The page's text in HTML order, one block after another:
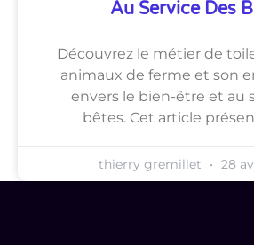
Au Service Des
Découvrez le métier de
animaux de ferme et son
envers le bien-être et au
bêtes. Cet article
thierry gremillet 28